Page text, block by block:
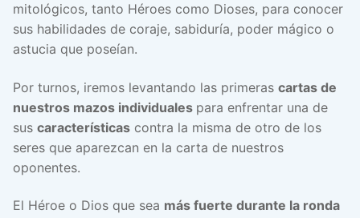
mitológicos, tanto Héroes como Dioses, para conocer
sus habilidades de coraje, sabiduría, poder mágico o
astucia que poseían.
Por turnos, iremos levantando las primeras cartas de
nuestros mazos individuales para enfrentar una de
sus características contra la misma de otro de los
seres que aparezcan en la carta de nuestros
oponentes.
El Héroe o Dios que sea más fuerte durante la ronda